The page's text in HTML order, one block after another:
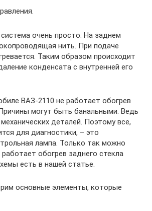
очень просто. На заднем
нить. При подаче
Таким образом происходит
конденсата с внутренней его
ВАЗ-2110 не работает обогрев
могут быть банальными. Ведь
деталей. Поэтому все,
для диагностики, – это
лампа. Только так можно
обогрев заднего стекла
есть в нашей статье.
основные элементы, которые